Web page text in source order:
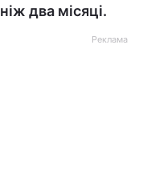
два місяці.
Реклама